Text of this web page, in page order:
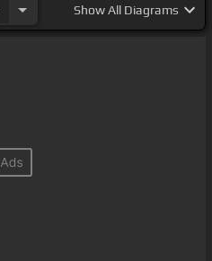
ShowAll Diagrams